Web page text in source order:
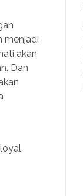
menjadi
akan
Dan